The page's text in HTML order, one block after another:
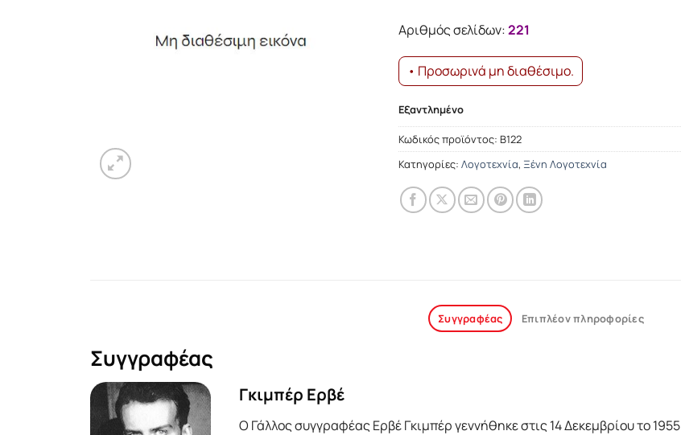
15.29€.
Αριθμός σελίδων:221
• Προσωρινά μη διαθέσιμο.
Εξαντλημένο
Κωδικός προϊόντος:Β122
Κατηγορίες:Λογοτεχνία, Ξένη Λογοτεχνία
Συγγραφέας Επιπλέον πληροφορίες
Συγγραφέας
Γκιμπέρ Ερβέ
Ο Γάλλος συγγραφέας Ερβέ Γκιμπέρ γεννήθηκε στις 14 Δεκεμβρίου το 1955